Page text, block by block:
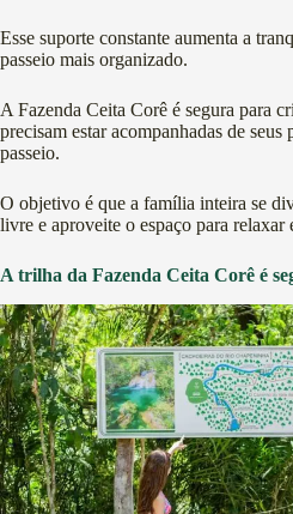
Esse suporte constante aumenta a
passeio mais organizado.
A Fazenda Ceita Corê é segura para
precisam estar acompanhadas de
passeio.
O objetivo é que a família inteira se
livre e aproveite o espaço para
A trilha da Fazenda Ceita Corê é